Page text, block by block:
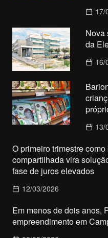
17/
Nova
da
16/
13/
O primeiro trimestre
compartilhada vira
fase de juros elevados
12/03/2026
Em menos de dois anos,
empreendimento em